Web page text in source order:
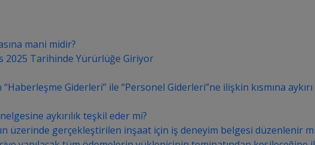
mani midir?
2025 Tarihinde Yürürlüğe Giriyor
Giderleri” ile “Personel Giderleri”ne ilişkin kısmına
aykırılık teşkil eder mi?
üzerinde gerçekleştirilen inşaat için iş deneyim belgesi düzenlenir